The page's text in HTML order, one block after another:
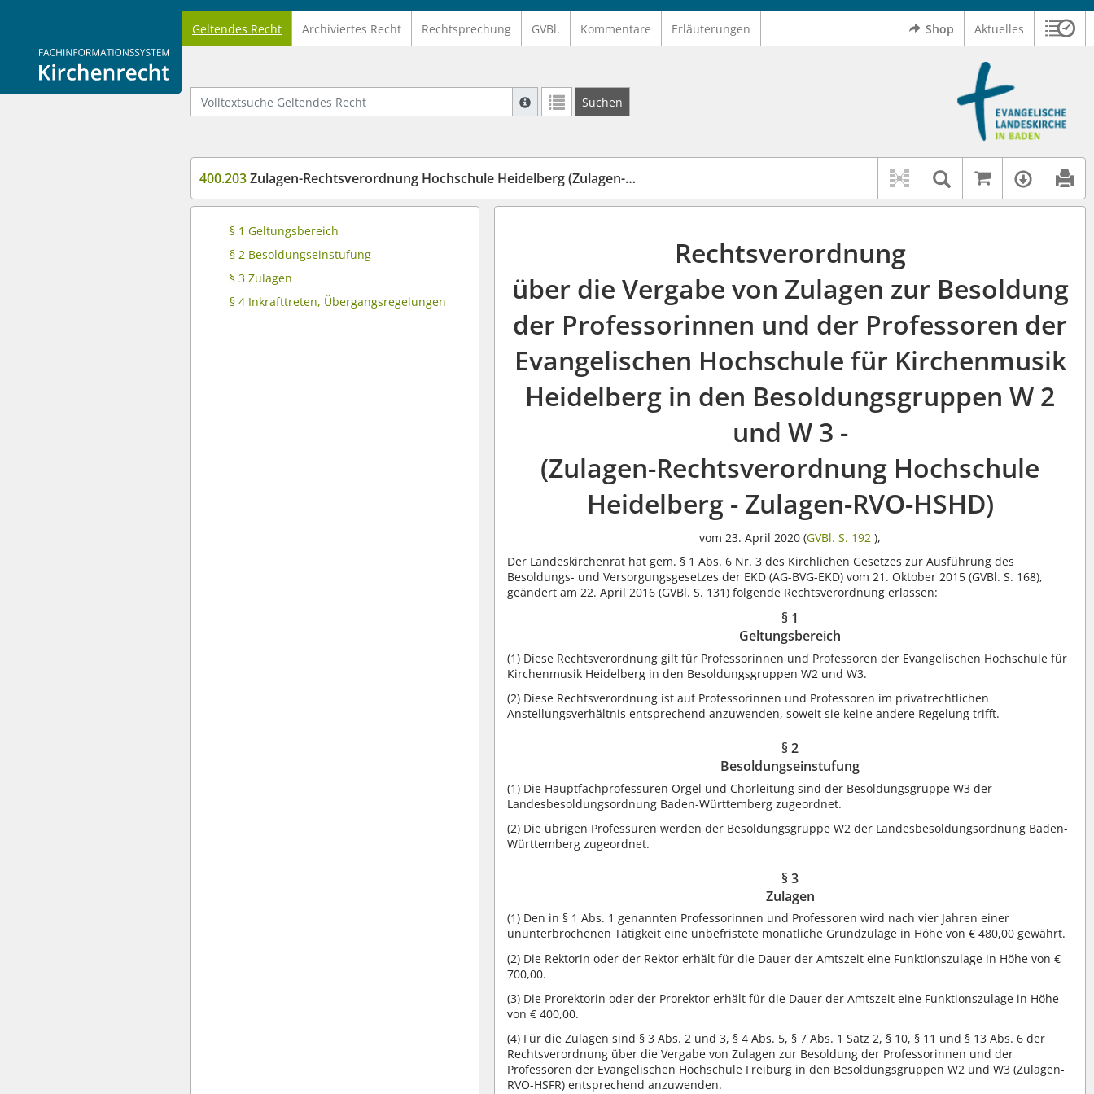
Logo Fachinformationssystem Kirchenrecht
Geltendes Recht Archiviertes Recht Rechtsprechung GVBl. Kommentare Erläuterungen Shop Aktuelles
Volltextsuche Geltendes Recht
Suche mit Platzhalter "*", Bsp. Pfarrer*, findet auch: "Pfarrerinitiative" oder "Pfarrerausschuss".
Suchen
400.203Zulagen-Rechtsverordnung Hochschule Heidelberg (Zulagen-RVO-HSHD) Textsuche im
Auf
§ 1 Geltungsbereich
§ 2 Besoldungseinstufung
§ 3 Zulagen
§ 4 Inkrafttreten, Übergangsregelungen
Rechtsverordnung
über die Vergabe von Zulagen zur Besoldung
der Professorinnen und der Professoren der
Evangelischen Hochschule für Kirchenmusik
Heidelberg in den Besoldungsgruppen W 2
und W 3 -
(Zulagen-Rechtsverordnung Hochschule
Heidelberg - Zulagen-RVO-HSHD)
vom 23. April 2020 (GVBl. S. 192 ),
Der Landeskirchenrat hat gem. § 1 Abs. 6 Nr. 3 des Kirchlichen Gesetzes zur Ausführung des
Besoldungs- und Versorgungsgesetzes der EKD (AG-BVG-EKD) vom 21. Oktober 2015 (GVBl. S. 168),
geändert am 22. April 2016 (GVBl. S. 131) folgende Rechtsverordnung erlassen:
§ 1
Geltungsbereich
(1) Diese Rechtsverordnung gilt für Professorinnen und Professoren der Evangelischen Hochschule für
Kirchenmusik Heidelberg in den Besoldungsgruppen W2 und W3.
(2) Diese Rechtsverordnung ist auf Professorinnen und Professoren im privatrechtlichen
Anstellungsverhältnis entsprechend anzuwenden, soweit sie keine andere Regelung trifft.
§ 2
Besoldungseinstufung
(1) Die Hauptfachprofessuren Orgel und Chorleitung sind der Besoldungsgruppe W3 der
Landesbesoldungsordnung Baden-Württemberg zugeordnet.
(2) Die übrigen Professuren werden der Besoldungsgruppe W2 der Landesbesoldungsordnung Baden-
Württemberg zugeordnet.
§ 3
Zulagen
(1) Den in § 1 Abs. 1 genannten Professorinnen und Professoren wird nach vier Jahren einer
ununterbrochenen Tätigkeit eine unbefristete monatliche Grundzulage in Höhe von € 480,00 gewährt.
(2) Die Rektorin oder der Rektor erhält für die Dauer der Amtszeit eine Funktionszulage in Höhe von €
700,00.
(3) Die Prorektorin oder der Prorektor erhält für die Dauer der Amtszeit eine Funktionszulage in Höhe
von € 400,00.
(4) Für die Zulagen sind § 3 Abs. 2 und 3, § 4 Abs. 5, § 7 Abs. 1 Satz 2, § 10, § 11 und § 13 Abs. 6 der
Rechtsverordnung über die Vergabe von Zulagen zur Besoldung der Professorinnen und der
Professoren der Evangelischen Hochschule Freiburg in den Besoldungsgruppen W2 und W3 (Zulagen-
RVO-HSFR) entsprechend anzuwenden.